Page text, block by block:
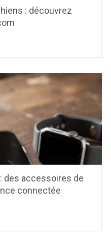
: découvrez
des accessoires de
connectée